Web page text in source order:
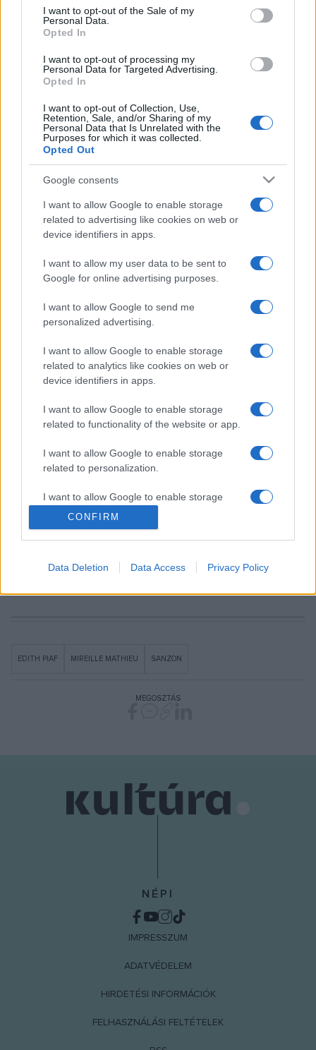
consent section.
I want to opt-out of the Sale of my
Personal Data.
Opted In
I want to opt-out of processing my
Personal Data for Targeted Advertising.
Opted In
I want to opt-out of Collection, Use,
Retention, Sale, and/or Sharing of my
Personal Data that Is Unrelated with the
Purposes for which it was collected.
Opted Out
Google consents
I want to allow Google to enable storage
related to advertising like cookies on web or
device identifiers in apps.
I want to allow my user data to be sent to
Google for online advertising purposes.
I want to allow Google to send me
personalized advertising.
I want to allow Google to enable storage
related to analytics like cookies on web or
device identifiers in apps.
I want to allow Google to enable storage
related to functionality of the website or app.
I want to allow Google to enable storage
related to personalization.
I want to allow Google to enable storage
related to security, including authentication
functionality and fraud prevention, and other
user protection.
CONFIRM
Data Deletion Data Access Privacy Policy
biotermékeket részesítem előnyben, és sok halat,
gyümölcsöt, valamint zöldséget fogyasztok. Sohasem
dohányoztam, és sokat alszom, különösen fellépés előtt.
történelemben, aki fellépett Kínában. Ez így van?
Talán ez így igaz. 1986-ban meghívott a kínai kormány, hogy
tartsak egy koncertsorozatot az országukban. A saját
francia zenészeim kíséretében mentem, közösen egy
játszottam Pekingben és Sanghajban. Nagyon meleg
fogadtatást kaptam. Amikor kínai nyelven énekeltem, a
nyelven, és melyik Ön szerint a legnehezebb?
Összesen kilenc világnyelven énekelek. A legnehezebb
számomra nem a kínai vagy a japán, hanem a finn nyelv.
Mik a tervei? Min dolgozik?
Most új albumot készítünk, mintegy tizenöt, német nyelven
felénekelt dalról van szó. Aztán otthon akarok pihenni
Avignonban és egy kis időt eltölteni a szeretetteim
körében. A nyár után európai turnéra indulok, ahol többek
Gyönyörű fővárosuk van.
EDITH PIAF MIREILLE MATHIEU SANZON
MEGOSZTÁS
NÉPI
IMPRESSZUM
ADATVÉDELEM
HIRDETÉSI INFORMÁCIÓK
FELHASZNÁLÁSI FELTÉTELEK